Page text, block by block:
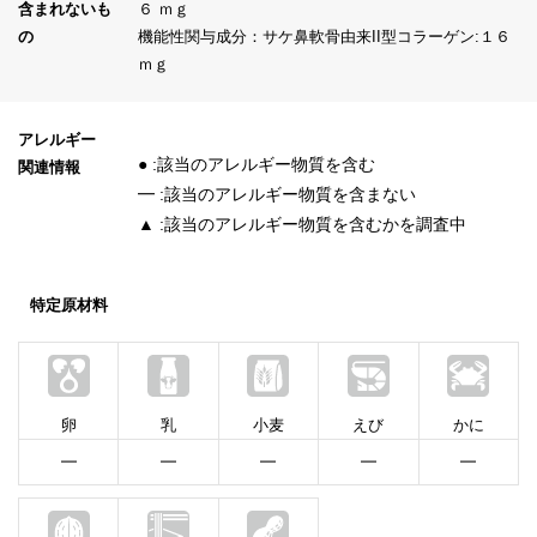
含まれないも
の
６ ｍｇ
機能性関与成分：サケ鼻軟骨由来II型コラーゲン:１６
ｍｇ
アレルギー
関連情報
● :該当のアレルギー物質を含む
━ :該当のアレルギー物質を含まない
▲ :該当のアレルギー物質を含むかを調査中
特定原材料
卵
━
乳
━
小麦
━
えび
━
かに
━